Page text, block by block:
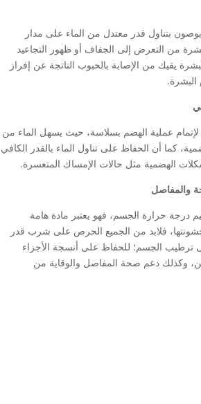
بتناول قدر معتدل من الماء على مدار
من التعرض إلى الجفاف أو ظهور التجاعيد
يقيك من الإصابة بالحبوب الناتجة عن إفراز
لإتمام عملية الهضم بسلاسة، حيث يسهل الماء من
كما أن الحفاظ على تناول الماء بالقدر الكافي
الهضمية مثل حالات الإمساك المتعسرة.
درجة حرارة الجسم، فهو يعتبر مادة هامة
فلابد من الجميع الحرص على شرب قدر
ترطيب الجسم؛ للحفاظ على أنسجة الأجزاء
وكذلك دعم صحة المفاصل والوقاية من